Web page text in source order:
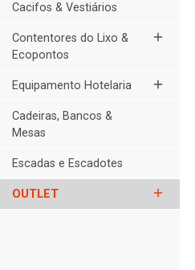
Cacifos & Vestiários
Contentores do Lixo &
Ecopontos
add
Equipamento Hotelaria add
Cadeiras, Bancos &
Mesas
Escadas e Escadotes
OUTLET add